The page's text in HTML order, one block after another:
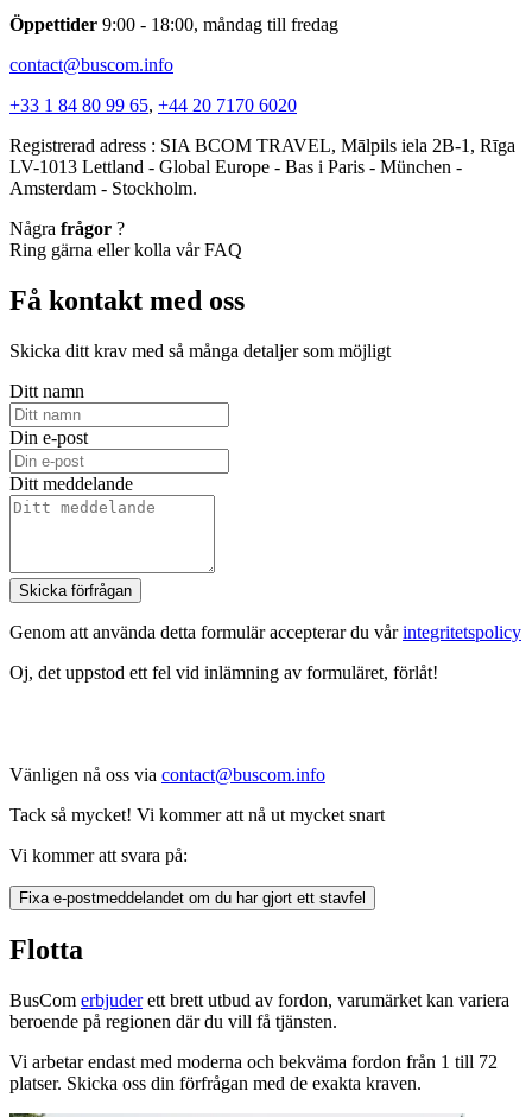
Öppettider 9:00 - 18:00, måndag till fredag
contact@buscom.info
+33 1 84 80 99 65, +44 20 7170 6020
Registrerad adress : SIA BCOM TRAVEL, Mālpils iela 2B-1, Rīga
LV-1013 Lettland - Global Europe - Bas i Paris - München -
Amsterdam - Stockholm.
Några frågor ?
Ring gärna eller kolla vår FAQ
Få kontakt med oss
Skicka ditt krav med så många detaljer som möjligt
Ditt namn
Din e-post
Ditt meddelande
Skicka förfrågan
Genom att använda detta formulär accepterar du vårintegritetspolicy
Oj, det uppstod ett fel vid inlämning av formuläret, förlåt!
Vänligen nå oss via contact@buscom.info
Tack så mycket! Vi kommer att nå ut mycket snart
Vi kommer att svara på:
Fixa e-postmeddelandet om du har gjort ett stavfel
Flotta
BusCom erbjuderett brett utbud av fordon, varumärket kan variera
beroende på regionen där du vill få tjänsten.
Vi arbetar endast med moderna och bekväma fordon från 1 till 72
platser. Skicka oss din förfrågan med de exakta kraven.